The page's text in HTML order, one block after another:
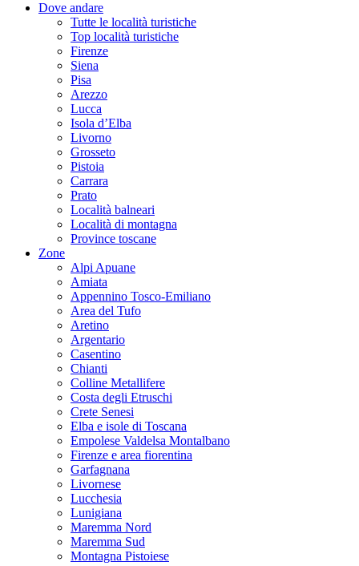
Dove andare
Tutte le località turistiche
Top località turistiche
Firenze
Siena
Pisa
Arezzo
Lucca
Isola d’Elba
Livorno
Grosseto
Pistoia
Carrara
Prato
Località balneari
Località di montagna
Province toscane
Zone
Alpi Apuane
Amiata
Appennino Tosco-Emiliano
Area del Tufo
Aretino
Argentario
Casentino
Chianti
Colline Metallifere
Costa degli Etruschi
Crete Senesi
Elba e isole di Toscana
Empolese Valdelsa Montalbano
Firenze e area fiorentina
Garfagnana
Livornese
Lucchesia
Lunigiana
Maremma Nord
Maremma Sud
Montagna Pistoiese